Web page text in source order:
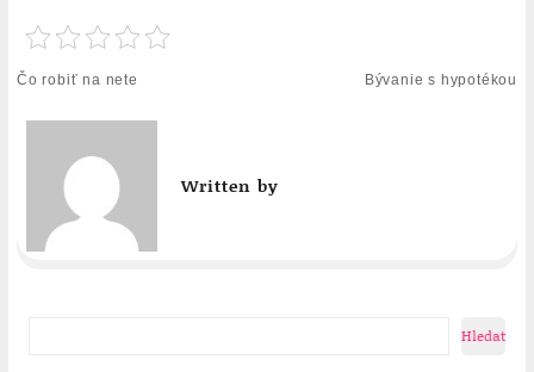
Navigace
příspěvek
Čo robiť na nete Bývanie s hypotékou
Written by
Hledat